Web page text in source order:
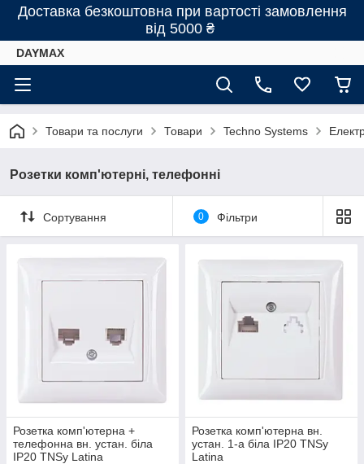
Доставка безкоштовна при вартості замовлення
від 5000 ₴
DAYMAX
Товари та послуги Товари Techno Systems
Розетки комп'ютерні, телефонні
Сортування 0 Фільтри
Розетка комп'ютерна +
телефонна вн. устан. біла
IP20 TNSy Latina
Розетка комп'ютерна вн.
устан. 1-а біла IP20 TNSy
Latina